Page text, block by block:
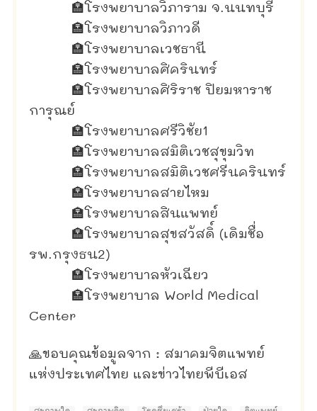
🏣 โรงพยาบาลวิภาราม จ.นนทบุรี
🏣 โรงพยาบาลวิภาวดี
🏣 โรงพยาบาลเวชธานี
🏣 โรงพยาบาลศิครินทร์
🏣 โรงพยาบาลศิริราช ปิยมหาราช
การุณย์
🏣 โรงพยาบาลศรีวิชัย1
🏣 โรงพยาบาลสมิติเวชสุขุมวิท
🏣 โรงพยาบาลสมิติเวชศรีนครินทร์
🏣 โรงพยาบาลสายไหม
🏣 โรงพยาบาลสินแพทย์
🏣 โรงพยาบาลสุขสวัสดิ์ (เดิมชื่อ
รพ.กรุงธน2)
🏣 โรงพยาบาลหัวเฉียว
🏣 โรงพยาบาล World Medical
Center
🙏ขอบคุณข้อมูลจาก : สมาคมจิตแพทย์
แห่งประเทศไทย และข่าวไทยพีบีเอส